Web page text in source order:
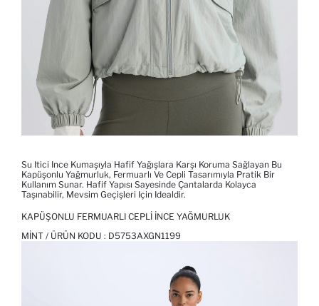
Su Itici Ince Kumaşıyla Hafif Yağışlara Karşı Koruma Sağlayan Bu
Kapüşonlu Yağmurluk, Fermuarlı Ve Cepli Tasarımıyla Pratik Bir
Kullanım Sunar. Hafif Yapısı Sayesinde Çantalarda Kolayca
Taşınabilir, Mevsim Geçişleri Için Idealdir.
KAPÜŞONLU FERMUARLI CEPLI İNCE YAĞMURLUK
MINT / ÜRÜN KODU : D5753AXGN1199